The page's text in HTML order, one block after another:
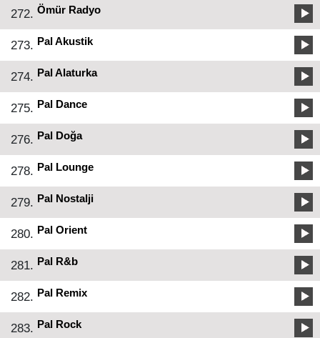
272. Ömür Radyo
273. Pal Akustik
274. Pal Alaturka
275. Pal Dance
276. Pal Doğa
278. Pal Lounge
279. Pal Nostalji
280. Pal Orient
281. Pal R&b
282. Pal Remix
283. Pal Rock